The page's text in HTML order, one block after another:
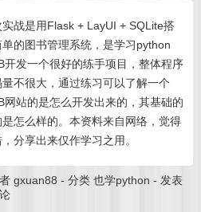
实战是用Flask + LayUI + SQLite搭
单的图书管理系统，是学习python
开发一个很好的练手项目，整体程序
量不很大，通过练习可以了解一个
网站的是怎么开发出来的，其基础的
是怎么样的。本资料来自网络，觉得
分享出来仅作学习之用。
gxuan88 -分类也学python - 发表